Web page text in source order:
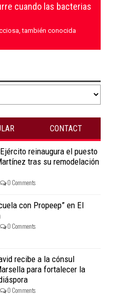
cuando las bacterias
también conocida
CONTACT
reinaugura el puesto
tras su remodelación
0 Comments
con Propeep” en El
0 Comments
recibe a la cónsul
para fortalecer la
0 Comments